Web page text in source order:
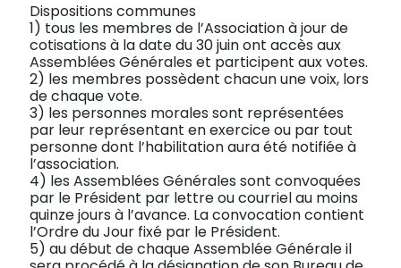
Dispositions communes
1) tous les membres de l’Association à jour de
cotisations à la date du 30 juin ont accès aux
Assemblées Générales et participent aux votes.
2) les membres possèdent chacun une voix, lors
de chaque vote.
3) les personnes morales sont représentées
par leur représentant en exercice ou par tout
personne dont l’habilitation aura été notifiée à
l’association.
4) les Assemblées Générales sont convoquées
par le Président par lettre ou courriel au moins
quinze jours à l’avance. La convocation contient
l’Ordre du Jour fixé par le Président.
5) au début de chaque Assemblée Générale il